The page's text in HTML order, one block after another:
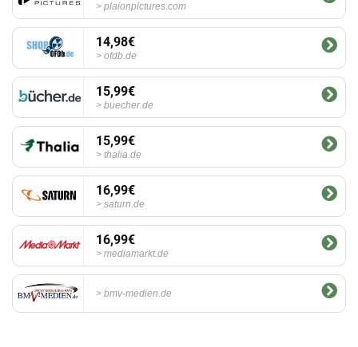
plaionpictures.com
14,98€
ofdb.de
15,99€
buecher.de
15,99€
thalia.de
16,99€
saturn.de
16,99€
mediamarkt.de
bmv-medien.de